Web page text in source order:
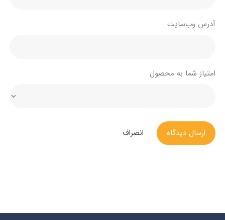
آدرس وب‌سایت
امتیاز شما به محصول
ارسال دیدگاه انصراف